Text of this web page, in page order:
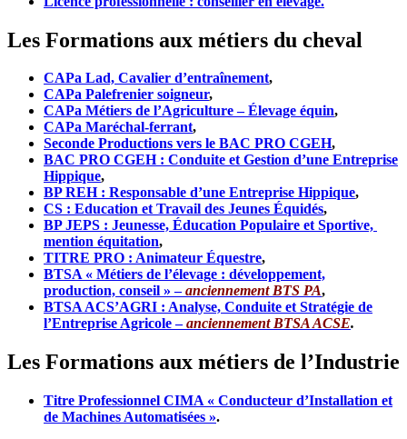
Les Formations aux métiers du cheval
CAPa Lad, Cavalier d’entraînement,
CAPa Palefrenier soigneur,
CAPa Métiers de l’Agriculture – Élevage équin,
CAPa Maréchal-ferrant,
Seconde Productions vers le BAC PRO CGEH,
BAC PRO CGEH : Conduite et Gestion d’une Entreprise
Hippique,
BP REH : Responsable d’une Entreprise Hippique,
CS : Education et Travail des Jeunes Équidés,
BP JEPS : Jeunesse, Éducation Populaire et Sportive,
mention équitation,
TITRE PRO : Animateur Équestre,
BTSA « Métiers de l’élevage : développement,
production, conseil » –anciennement BTS PA,
BTSA ACS’AGRI : Analyse, Conduite et Stratégie de
l’Entreprise Agricole –anciennement BTSA ACSE.
Les Formations aux métiers de l’Industrie
Titre Professionnel CIMA « Conducteur d’Installation et
de Machines Automatisées ».